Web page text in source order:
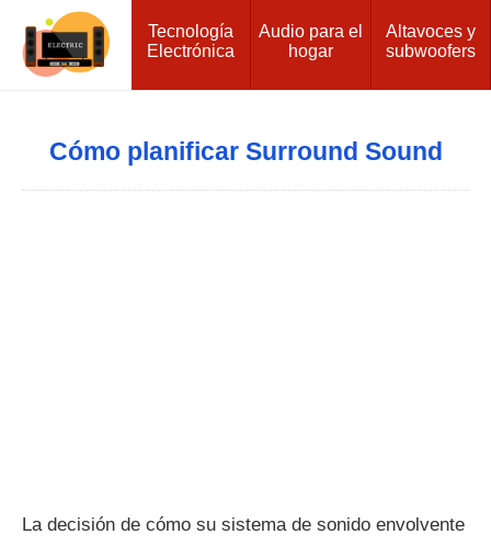
Tecnología
Electrónica
Audio para el
hogar
Altavoces y
subwoofers
Cómo planificar Surround Sound
La decisión de cómo su sistema de sonido envolvente